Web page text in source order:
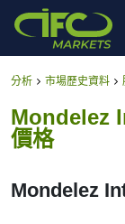
分析 市場歷史資料
Mondelez
價格
Mondelez